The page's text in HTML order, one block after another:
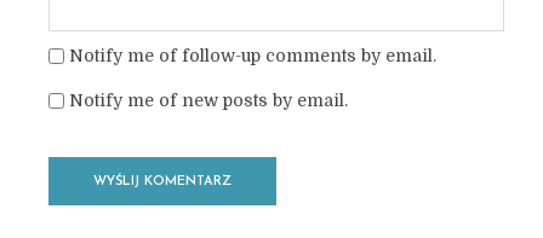
Notify me of follow-up comments by email.
Notify me of new posts by email.